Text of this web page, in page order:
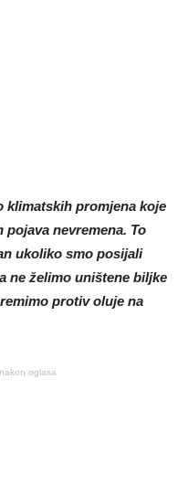
klimatskih promjena koje
nevremena. To
ukoliko smo posijali
ne želimo uništene biljke
protiv oluje na
oglasa